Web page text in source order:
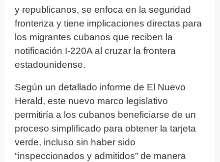
y republicanos, se enfoca en la seguridad
fronteriza y tiene implicaciones directas para
los migrantes cubanos que reciben la
notificación I-220A al cruzar la frontera
estadounidense.
Según un detallado informe de El Nuevo
Herald, este nuevo marco legislativo
permitiría a los cubanos beneficiarse de un
proceso simplificado para obtener la tarjeta
verde, incluso sin haber sido
“inspeccionados y admitidos” de manera